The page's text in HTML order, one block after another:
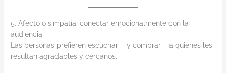
5. Afecto o simpatía: conectar emocionalmente con la
audiencia
Las personas prefieren escuchar —y comprar— a quienes les
resultan agradables y cercanos.